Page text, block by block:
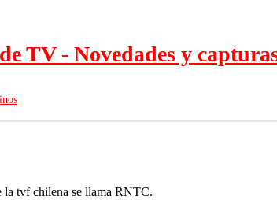
TV - Novedades y
la tvf chilena se llama RNTC.